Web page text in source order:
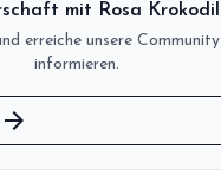
mit Rosa Krokodil
erreiche unsere
informieren.
arrow_forward